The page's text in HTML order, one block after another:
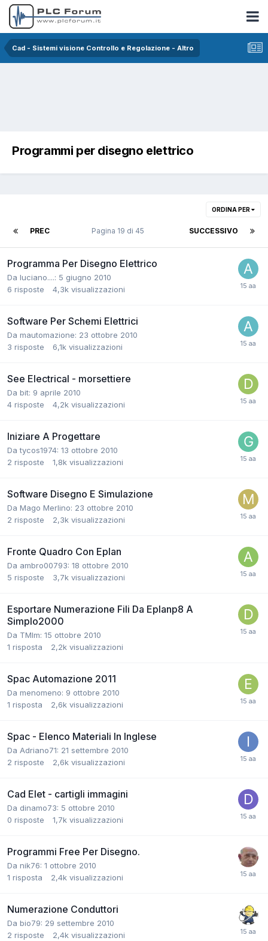
Cad - Sistemi visione Controllo e Regolazione - Altro
Programmi per disegno elettrico
ORDINA PER
PREC SUCCESSIVO
Pagina 19 di 45
Programma Per Disegno Elettrico
Da luciano....: 5 giugno 2010
6 risposte 4,3k visualizzazioni
Software Per Schemi Elettrici
Da mautomazione: 23 ottobre 2010
3 risposte 6,1k visualizzazioni
See Electrical - morsettiere
Da bit: 9 aprile 2010
4 risposte 4,2k visualizzazioni
Iniziare A Progettare
Da tycos1974: 13 ottobre 2010
2 risposte 1,8k visualizzazioni
Software Disegno E Simulazione
Da Mago Merlino: 23 ottobre 2010
2 risposte 2,3k visualizzazioni
Fronte Quadro Con Eplan
Da ambro00793: 18 ottobre 2010
5 risposte 3,7k visualizzazioni
Esportare Numerazione Fili Da Eplanp8 A
Simplo2000
Da TMlm: 15 ottobre 2010
1 risposta 2,2k visualizzazioni
Spac Automazione 2011
Da menomeno: 9 ottobre 2010
1 risposta 2,6k visualizzazioni
Spac - Elenco Materiali In Inglese
Da Adriano71: 21 settembre 2010
2 risposte 2,6k visualizzazioni
Cad Elet - cartigli immagini
Da dinamo73: 5 ottobre 2010
0 risposte 1,7k visualizzazioni
Programmi Free Per Disegno.
Da nik76: 1 ottobre 2010
1 risposta 2,4k visualizzazioni
Numerazione Conduttori
Da bio79: 29 settembre 2010
2 risposte 2,4k visualizzazioni